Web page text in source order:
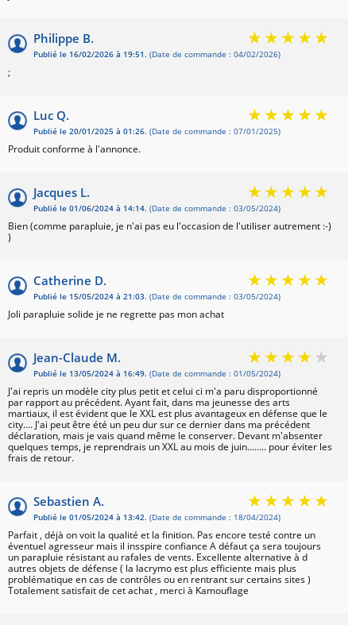
Philippe B.
Publié le 16/02/2026 à 19:51. (Date de commande : 04/02/2026)
;
Luc Q.
Publié le 20/01/2025 à 01:26. (Date de commande : 07/01/2025)
Produit conforme à l'annonce.
Jacques L.
Publié le 01/06/2024 à 14:14. (Date de commande : 03/05/2024)
Bien (comme parapluie, je n'ai pas eu l'occasion de l'utiliser autrement :-)
)
Catherine D.
Publié le 15/05/2024 à 21:03. (Date de commande : 03/05/2024)
Joli parapluie solide je ne regrette pas mon achat
Jean-Claude M.
Publié le 13/05/2024 à 16:49. (Date de commande : 01/05/2024)
J'ai repris un modèle city plus petit et celui ci m'a paru disproportionné
par rapport au précédent. Ayant fait, dans ma jeunesse des arts
martiaux, il est évident que le XXL est plus avantageux en défense que le
city.... J'ai peut être été un peu dur sur ce dernier dans ma précédent
déclaration, mais je vais quand même le conserver. Devant m'absenter
quelques temps, je reprendrais un XXL au mois de juin........ pour éviter les
frais de retour.
Sebastien A.
Publié le 01/05/2024 à 13:42. (Date de commande : 18/04/2024)
Parfait , déjà on voit la qualité et la finition. Pas encore testé contre un
éventuel agresseur mais il insspire confiance A défaut ça sera toujours
un parapluie résistant au rafales de vents. Excellente alternative à d
autres objets de défense ( la lacrymo est plus efficiente mais plus
problématique en cas de contrôles ou en rentrant sur certains sites )
Totalement satisfait de cet achat , merci à Kamouflage